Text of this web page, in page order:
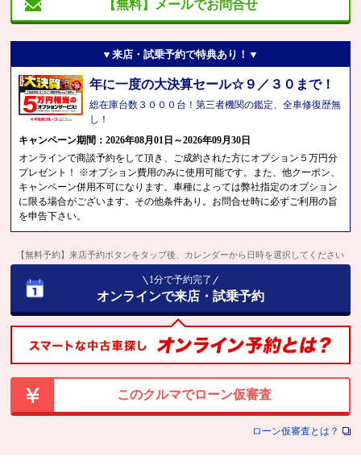
【無料】メールでお問合せ
▼来店・試乗予約で特典あり！▼
年に一度の大決算セール☆９／３０まで！
総在庫台数３０００台！第三者機関の鑑定、全車修復歴無
し！
キャンペーン期間：2026年08月01日～2026年09月30日
オンラインで商談予約をして頂き、ご成約された方にオプション５万円分
プレゼント！ ※オプション費用のみに使用可能です。また、他クーポン、
キャンペーン併用不可になります。車種によっては弊社指定のオプション
に限る場合がございます。その他条件あり。お問合せ時に必ずご利用の旨
を申告下さい。
【無料予約】来店予約ボタンをタップ後、カレンダーから日時を選択してください
1分で予約完了
オンラインで来店・試乗予約
このクルマでローン仮審査
ローン仮審査とは？